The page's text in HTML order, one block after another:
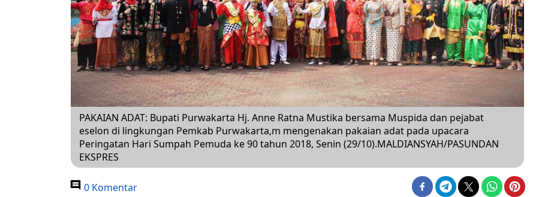
PAKAIAN ADAT: Bupati Purwakarta Hj. Anne Ratna Mustika bersama Muspida dan pejabat
eselon di lingkungan Pemkab Purwakarta,m mengenakan pakaian adat pada upacara
Peringatan Hari Sumpah Pemuda ke 90 tahun 2018, Senin (29/10).MALDIANSYAH/PASUNDAN
EKSPRES
0 Komentar